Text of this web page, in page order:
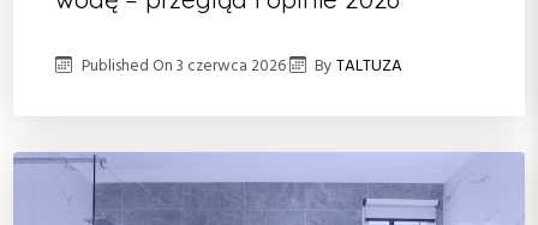
Published On3 czerwca 2026 ByTALTUZA